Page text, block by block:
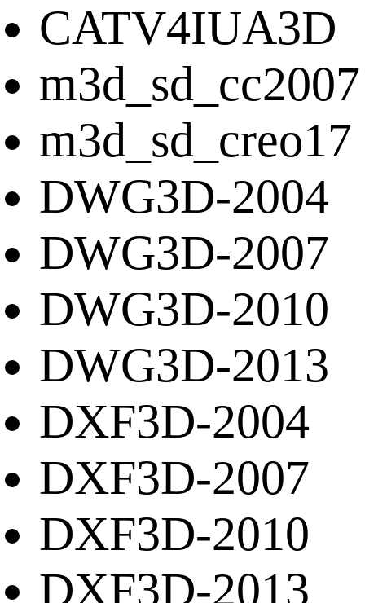
CATV4IUA3D
m3d_sd_cc2007
m3d_sd_creo17
DWG3D-2004
DWG3D-2007
DWG3D-2010
DWG3D-2013
DXF3D-2004
DXF3D-2007
DXF3D-2010
DXF3D-2013